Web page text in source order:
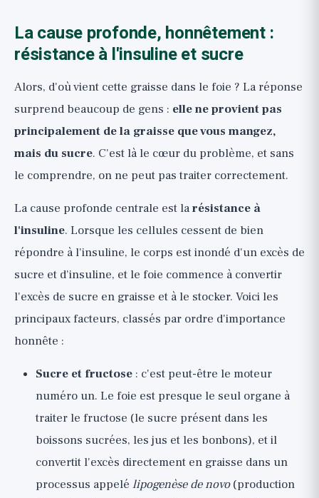
La cause profonde, honnêtement :
résistance à l'insuline et sucre
Alors, d'où vient cette graisse dans le foie ? La réponse
surprend beaucoup de gens : elle ne provient pas
principalement de la graisse que vous mangez,
mais du sucre. C'est là le cœur du problème, et sans
le comprendre, on ne peut pas traiter correctement.
La cause profonde centrale est larésistance à
l'insuline. Lorsque les cellules cessent de bien
répondre à l'insuline, le corps est inondé d'un excès de
sucre et d'insuline, et le foie commence à convertir
l'excès de sucre en graisse et à le stocker. Voici les
principaux facteurs, classés par ordre d'importance
honnête :
Sucre et fructose : c'est peut-être le moteur
numéro un. Le foie est presque le seul organe à
traiter le fructose (le sucre présent dans les
boissons sucrées, les jus et les bonbons), et il
convertit l'excès directement en graisse dans un
processus appelé lipogenèse de novo(production